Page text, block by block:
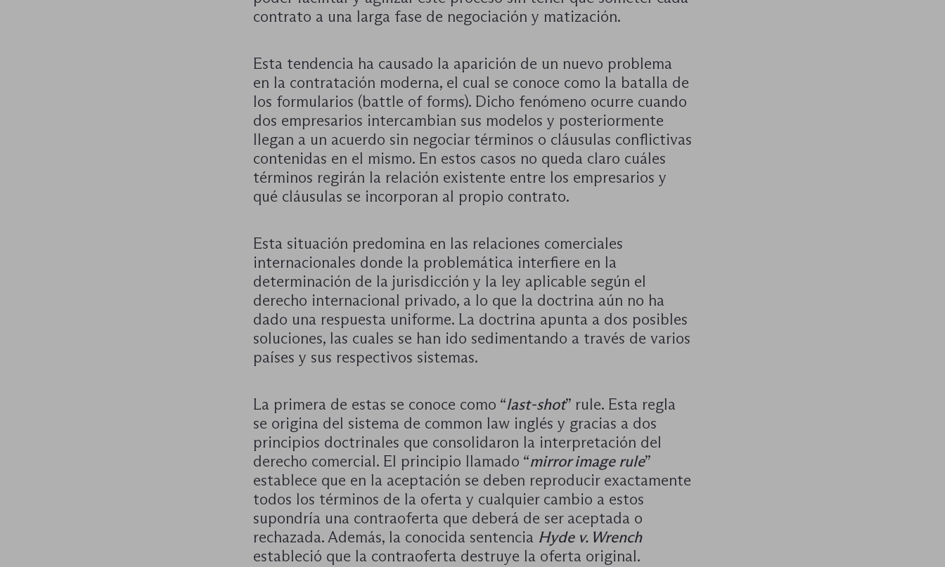
contrato a una larga fase de negociación y matización.
Esta tendencia ha causado la aparición de un nuevo problema
en la contratación moderna, el cual se conoce como la batalla de
los formularios (battle of forms). Dicho fenómeno ocurre cuando
dos empresarios intercambian sus modelos y posteriormente
llegan a un acuerdo sin negociar términos o cláusulas conflictivas
contenidas en el mismo. En estos casos no queda claro cuáles
términos regirán la relación existente entre los empresarios y
qué cláusulas se incorporan al propio contrato.
Esta situación predomina en las relaciones comerciales
internacionales donde la problemática interfiere en la
determinación de la jurisdicción y la ley aplicable según el
derecho internacional privado, a lo que la doctrina aún no ha
dado una respuesta uniforme. La doctrina apunta a dos posibles
soluciones, las cuales se han ido sedimentando a través de varios
países y sus respectivos sistemas.
La primera de estas se conoce como “last-shot” rule. Esta regla
se origina del sistema de common law inglés y gracias a dos
principios doctrinales que consolidaron la interpretación del
derecho comercial. El principio llamado “mirror image rule”
establece que en la aceptación se deben reproducir exactamente
todos los términos de la oferta y cualquier cambio a estos
supondría una contraoferta que deberá de ser aceptada o
rechazada. Además, la conocida sentencia Hyde v. Wrench
estableció que la contraoferta destruye la oferta original.